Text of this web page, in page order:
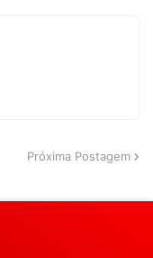
Próxima Postagem